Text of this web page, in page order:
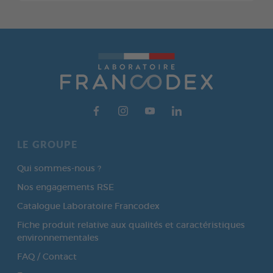
LE GROUPE
Qui sommes-nous ?
Nos engagements RSE
Catalogue Laboratoire Francodex
Fiche produit relative aux qualités et caractéristiques
environnementales
FAQ / Contact